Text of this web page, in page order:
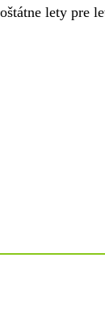
lety